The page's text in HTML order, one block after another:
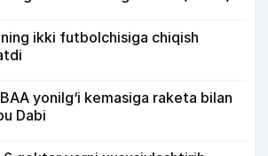
ikki futbolchisiga chiqish
yonilg‘i kemasiga raketa bilan
Dabi